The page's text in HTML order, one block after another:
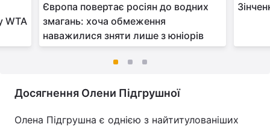
WTA
Європа повертає росіян до водних
змагань: хоча обмеження
наважилися зняти лише з юніорів
Досягнення Олени Підгрушної
Олена Підгрушна є однією з найтитулованіших